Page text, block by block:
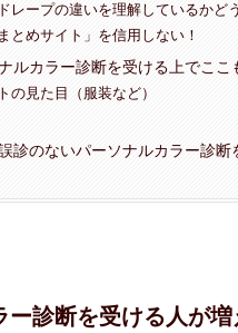
レープの違いを理解しているかど
とめサイト」を信用しない！
ルカラー診断を受ける上でここ
の見た目（服装など）
診のないパーソナルカラー診断
ー診断を受ける人が